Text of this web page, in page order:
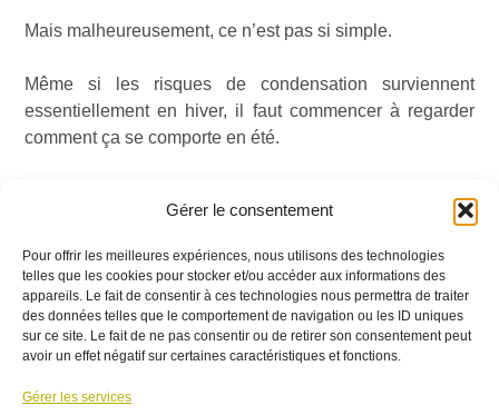
Gérer le consentement
Pour offrir les meilleures expériences, nous utilisons des technologies
telles que les cookies pour stocker et/ou accéder aux informations des
appareils. Le fait de consentir à ces technologies nous permettra de traiter
des données telles que le comportement de navigation ou les ID uniques
sur ce site. Le fait de ne pas consentir ou de retirer son consentement peut
avoir un effet négatif sur certaines caractéristiques et fonctions.
Gérer les services
Mais malheureusement, ce n’est pas si simple.
Même si les risques de condensation surviennent
essentiellement en hiver, il faut commencer à regarder
comment ça se comporte en été.
En été, lors d’une forte chaleur, la température de confort
intérieur ne doit pas dépasser 25 degrés Celsius en
maison passive. Et à cette température, et à une humidité
relative de 50 %, la pression partielle est de l’ordre de